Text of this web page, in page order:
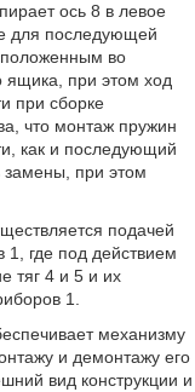
ось 8 в левое
для последующей
во
ящика, при этом ход
при сборке
что монтаж пружин
как и последующий
замены, при этом
подачей
где под действием
тяг 4 и 5 и их
1.
механизму
и демонтажу его
вид конструкции и